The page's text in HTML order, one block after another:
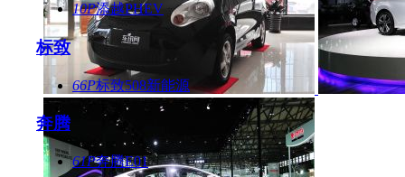
10P添越PHEV
标致
66P标致508新能源
奔腾
61P奔腾E01